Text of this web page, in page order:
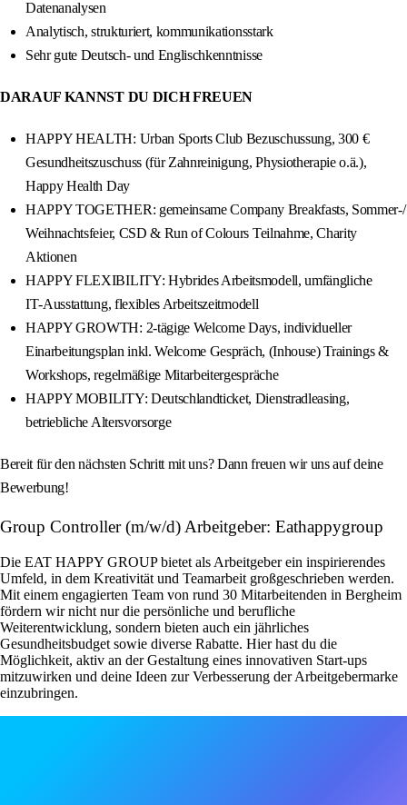
Datenanalysen
Analytisch, strukturiert, kommunikationsstark
Sehr gute Deutsch- und Englischkenntnisse
DARAUF KANNST DU DICH FREUEN
HAPPY HEALTH: Urban Sports Club Bezuschussung, 300 €
Gesundheitszuschuss (für Zahnreinigung, Physiotherapie o.ä.),
Happy Health Day
HAPPY TOGETHER: gemeinsame Company Breakfasts, Sommer-/
Weihnachtsfeier, CSD & Run of Colours Teilnahme, Charity
Aktionen
HAPPY FLEXIBILITY: Hybrides Arbeitsmodell, umfängliche
IT‑Ausstattung, flexibles Arbeitszeitmodell
HAPPY GROWTH: 2‑tägige Welcome Days, individueller
Einarbeitungsplan inkl. Welcome Gespräch, (Inhouse) Trainings &
Workshops, regelmäßige Mitarbeitergespräche
HAPPY MOBILITY: Deutschlandticket, Dienstradleasing,
betriebliche Altersvorsorge
Bereit für den nächsten Schritt mit uns? Dann freuen wir uns auf deine
Bewerbung!
Group Controller (m/w/d) Arbeitgeber: Eathappygroup
Die EAT HAPPY GROUP bietet als Arbeitgeber ein inspirierendes
Umfeld, in dem Kreativität und Teamarbeit großgeschrieben werden.
Mit einem engagierten Team von rund 30 Mitarbeitenden in Bergheim
fördern wir nicht nur die persönliche und berufliche
Weiterentwicklung, sondern bieten auch ein jährliches
Gesundheitsbudget sowie diverse Rabatte. Hier hast du die
Möglichkeit, aktiv an der Gestaltung eines innovativen Start-ups
mitzuwirken und deine Ideen zur Verbesserung der Arbeitgebermarke
einzubringen.